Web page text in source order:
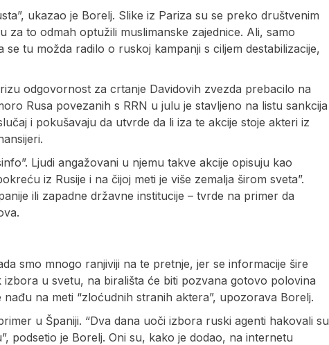
ukazao je Borelj. Slike iz Pariza su se preko društvenim
to odmah optužili muslimanske zajednice. Ali, samo
tu možda radilo o ruskoj kampanji s ciljem destabilizacije,
odgovornost za crtanje Davidovih zvezda prebacilo na
Rusa povezanih s RRN u julu je stavljeno na listu sankcija
i pokušavaju da utvrde da li iza te akcije stoje akteri iz
Ljudi angažovani u njemu takve akcije opisuju kao
iz Rusije i na čijoj meti je više zemalja širom sveta”.
ili zapadne državne institucije – tvrde na primer da
smo mnogo ranjiviji na te pretnje, jer se informacije šire
izbora u svetu, na birališta će biti pozvana gotovo polovina
na meti “zloćudnih stranih aktera”, upozorava Borelj.
u Španiji. “Dva dana uoči izbora ruski agenti hakovali su
podsetio je Borelj. Oni su, kako je dodao, na internetu